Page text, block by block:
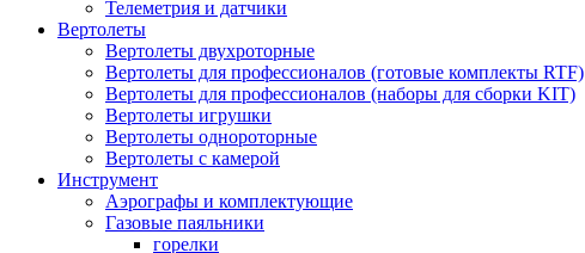
Телеметрия и датчики
Вертолеты
Вертолеты двухроторные
Вертолеты для профессионалов (готовые комплекты RTF)
Вертолеты для профессионалов (наборы для сборки KIT)
Вертолеты игрушки
Вертолеты однороторные
Вертолеты с камерой
Инструмент
Аэрографы и комплектующие
Газовые паяльники
горелки